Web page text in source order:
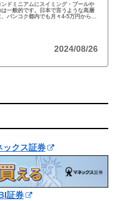
ンドミニアムにスイミング・プールや
は一般的です。日本で言うような高層
バンコク都内でも月々4-5万円から賃
2024/08/26
ックス証券
証券